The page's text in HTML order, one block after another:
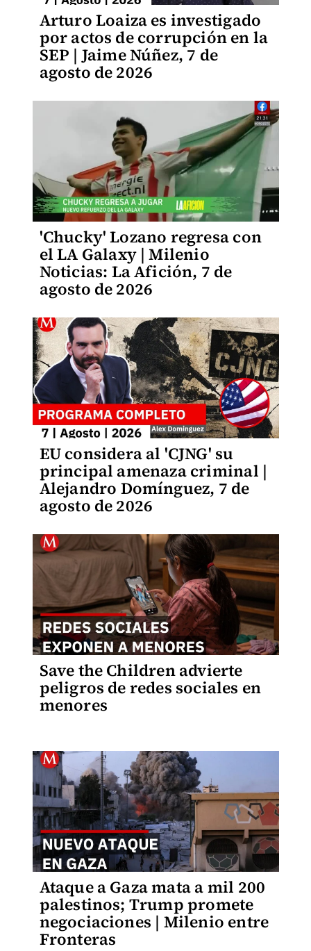
Arturo Loaiza es investigado
por actos de corrupción en la
SEP | Jaime Núñez, 7 de
agosto de 2026
'Chucky' Lozano regresa con
el LA Galaxy | Milenio
Noticias: La Afición, 7 de
agosto de 2026
EU considera al 'CJNG' su
principal amenaza criminal |
Alejandro Domínguez, 7 de
agosto de 2026
Save the Children advierte
peligros de redes sociales en
menores
Ataque a Gaza mata a mil 200
palestinos; Trump promete
negociaciones | Milenio entre
Fronteras